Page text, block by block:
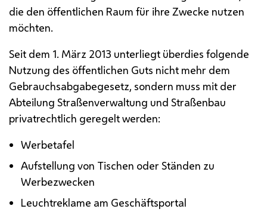
die den öffentlichen Raum für ihre Zwecke nutzen
möchten.
Seit dem 1. März 2013 unterliegt überdies folgende
Nutzung des öffentlichen Guts nicht mehr dem
Gebrauchsabgabegesetz, sondern muss mit der
Abteilung Straßenverwaltung und Straßenbau
privatrechtlich geregelt werden:
Werbetafel
Aufstellung von Tischen oder Ständen zu
Werbezwecken
Leuchtreklame am Geschäftsportal